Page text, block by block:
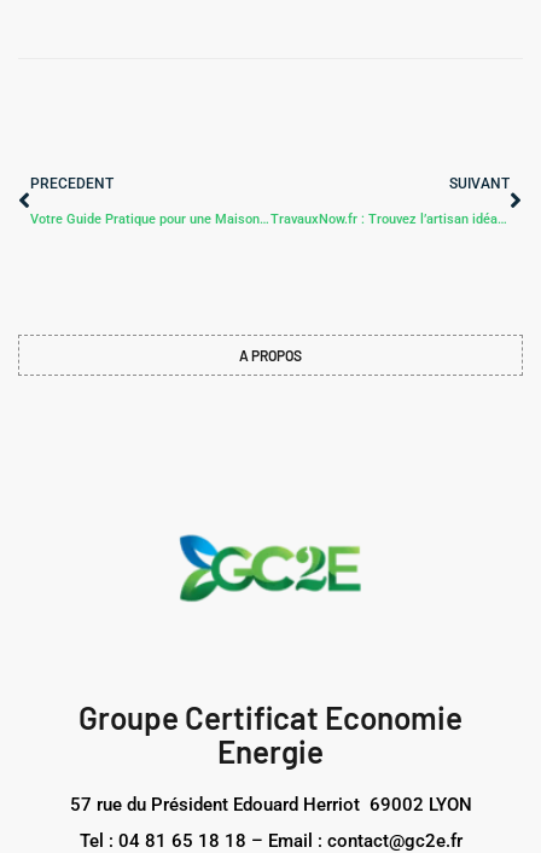
PRECEDENT
Votre Guide Pratique pour une Maison Idéale avec lehomestaging.fr !
SUIVANT
TravauxNow.fr : Trouvez l’artisan idéal pour vos travaux, rapidement et simplement
A PROPOS
Groupe Certificat Economie
Energie
57 rue du Président Edouard Herriot 69002 LYON
Tel : 04 81 65 18 18 – Email : contact@gc2e.fr